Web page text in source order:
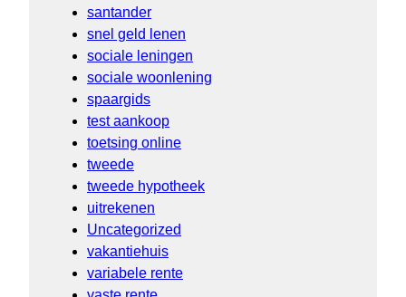
santander
snel geld lenen
sociale leningen
sociale woonlening
spaargids
test aankoop
toetsing online
tweede
tweede hypotheek
uitrekenen
Uncategorized
vakantiehuis
variabele rente